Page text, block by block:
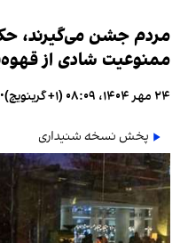
مردم جشن می‌گیرند،
ممنوعیت شادی از
۲۴ مهر ۱۴۰۴، ۰۸:۰۹ (‎+۱ گرینویچ) •
پخش نسخه شنیداری